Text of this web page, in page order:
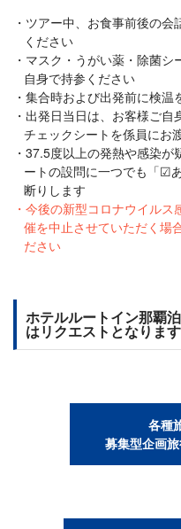
ツアー中、お食事前後の会
ください
マスク・うがい薬・除菌シ
自身で持参ください
集合時および出発前に検温
出発日当日は、お客様ご自
チェックシートを係員にお
37.5度以上の発熱や感染が
ートの設問に一つでも「☑
断りします
今後の新型コロナウイルス
催を中止させていただく場
ださい
ホテルルートイン那覇
はリクエストとなりま
各種
募集型企画旅